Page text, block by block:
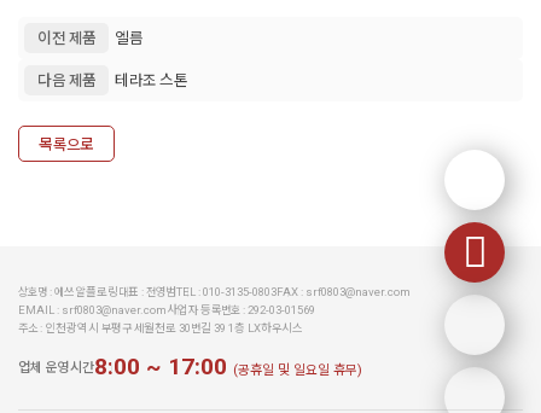
이전 제품 엘름
다음 제품 테라조 스톤
목록으로
상호명 : 에쓰알플로링대표 : 전영범TEL : 010-3135-0803FAX : srf0803@naver.com
EMAIL : srf0803@naver.com사업자 등록번호 : 292-03-01569
주소 : 인천광역시 부평구 세월천로 30번길 39 1층 LX하우시스
업체 운영시간8:00 ~ 17:00 (공휴일 및 일요일 휴무)